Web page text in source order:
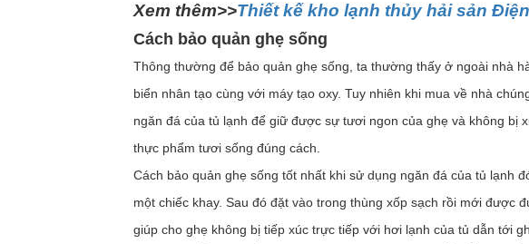
Xem thêm>>Thiết kế kho lạnh thủy hải sản
Cách bảo quản ghẹ sống
Thông thường để bảo quản ghẹ sống, ta thường thấy ở ngoài nhà
biển nhân tạo cùng với máy tạo oxy. Tuy nhiên khi mua về nhà
ngăn đá của tủ lạnh để giữ được sự tươi ngon của ghẹ và không bị
thực phẩm tươi sống đúng cách.
Cách bảo quản ghẹ sống tốt nhất khi sử dụng ngăn đá của tủ lạnh
một chiếc khay. Sau đó đặt vào trong thùng xốp sạch rồi mới được
giúp cho ghẹ không bị tiếp xúc trực tiếp với hơi lạnh của tủ dẫn tới